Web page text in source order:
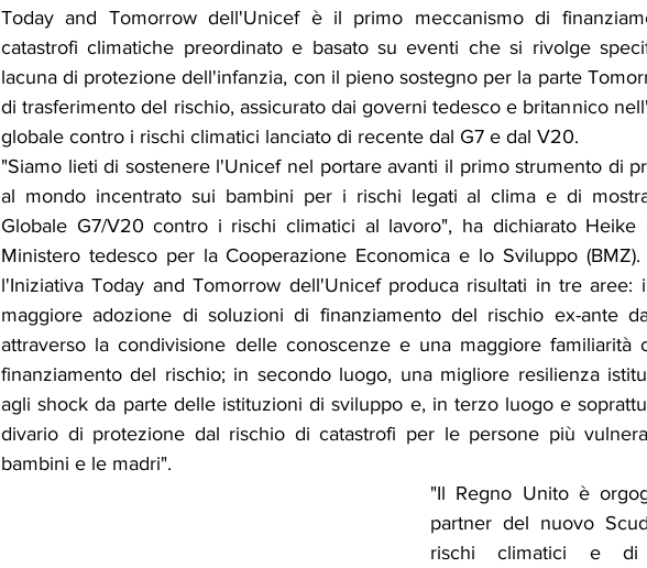
Today and Tomorrow dell'Unicef è il primo meccanismo di
catastrofi climatiche preordinato e basato su eventi che si rivolge
lacuna di protezione dell'infanzia, con il pieno sostegno per la parte
di trasferimento del rischio, assicurato dai governi tedesco e britannico
globale contro i rischi climatici lanciato di recente dal G7 e dal V20.
"Siamo lieti di sostenere l'Unicef nel portare avanti il primo strumento di
al mondo incentrato sui bambini per i rischi legati al clima e di
Globale G7/V20 contro i rischi climatici al lavoro", ha dichiarato Heike
Ministero tedesco per la Cooperazione Economica e lo Sviluppo
l'Iniziativa Today and Tomorrow dell'Unicef produca risultati in tre aree:
maggiore adozione di soluzioni di finanziamento del rischio ex-ante
attraverso la condivisione delle conoscenze e una maggiore familiarità
finanziamento del rischio; in secondo luogo, una migliore resilienza
agli shock da parte delle istituzioni di sviluppo e, in terzo luogo e
divario di protezione dal rischio di catastrofi per le persone più
bambini e le madri".
"Il Regno Unito è
partner del nuovo
rischi climatici e